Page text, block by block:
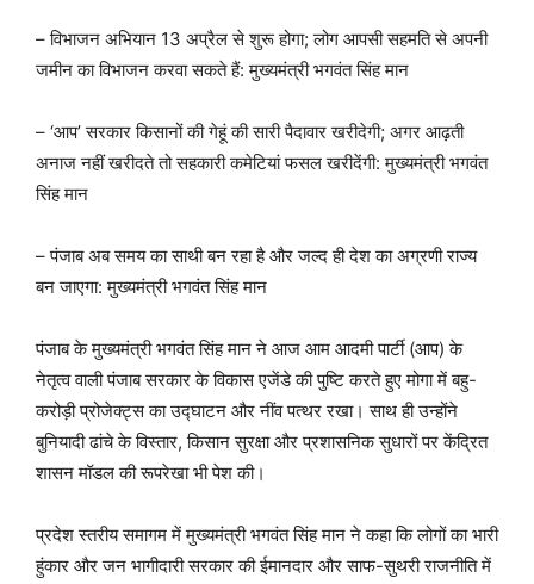
– विभाजन अभियान 13 अप्रैल से शुरू होगा; लोग आपसी सहमति से अपनी
जमीन का विभाजन करवा सकते हैं: मुख्यमंत्री भगवंत सिंह मान
– ‘आप’ सरकार किसानों की गेहूं की सारी पैदावार खरीदेगी; अगर आढ़ती
अनाज नहीं खरीदते तो सहकारी कमेटियां फसल खरीदेंगी: मुख्यमंत्री भगवंत
सिंह मान
– पंजाब अब समय का साथी बन रहा है और जल्द ही देश का अग्रणी राज्य
बन जाएगा: मुख्यमंत्री भगवंत सिंह मान
पंजाब के मुख्यमंत्री भगवंत सिंह मान ने आज आम आदमी पार्टी (आप) के
नेतृत्व वाली पंजाब सरकार के विकास एजेंडे की पुष्टि करते हुए मोगा में बहु-
करोड़ी प्रोजेक्ट्स का उद्घाटन और नींव पत्थर रखा। साथ ही उन्होंने
बुनियादी ढांचे के विस्तार, किसान सुरक्षा और प्रशासनिक सुधारों पर केंद्रित
शासन मॉडल की रूपरेखा भी पेश की।
प्रदेश स्तरीय समागम में मुख्यमंत्री भगवंत सिंह मान ने कहा कि लोगों का भारी
हुंकार और जन भागीदारी सरकार की ईमानदार और साफ-सुथरी राजनीति में